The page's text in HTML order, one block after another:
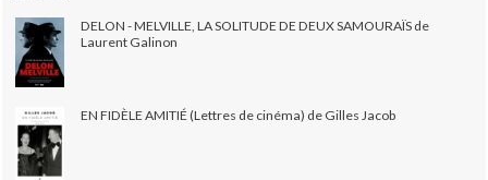
DELON - MELVILLE, LA SOLITUDE DE DEUX SAMOURAÏS de
Laurent Galinon
EN FIDÈLE AMITIÉ (Lettres de cinéma) de Gilles Jacob